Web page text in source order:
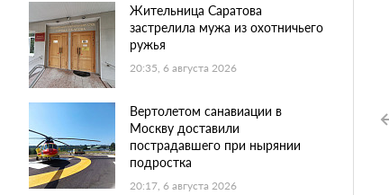
Жительница Саратова
застрелила мужа из охотничьего
ружья
20:35, 6 августа 2026
Вертолетом санавиации в
Москву доставили
пострадавшего при нырянии
подростка
20:17, 6 августа 2026